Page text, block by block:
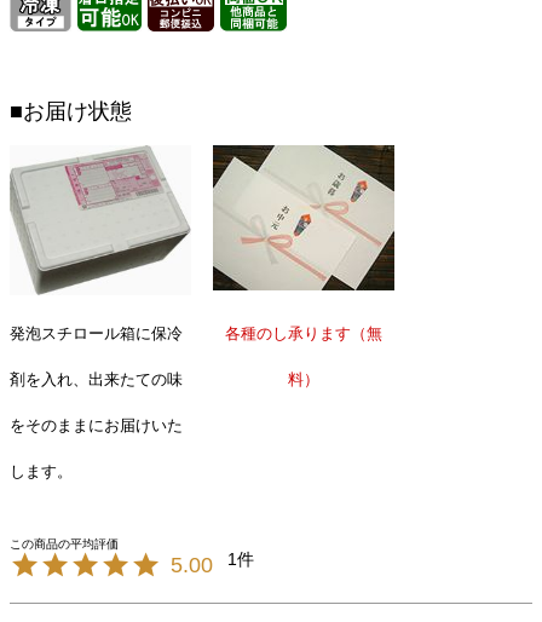
■お届け状態
発泡スチロール箱に保冷
剤を入れ、出来たての味
をそのままにお届けいた
します。
各種のし承ります（無
料）
5.00 1